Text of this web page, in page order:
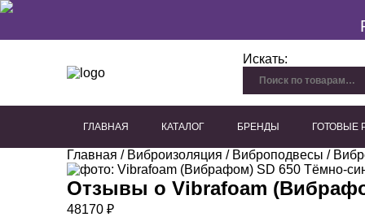
Искать:
ГЛАВНАЯ КАТАЛОГ БРЕНДЫ ГОТОВЫЕ
Главная / Виброизоляция / Виброподвесы /
Отзывы о Vibrafoam
48170 ₽